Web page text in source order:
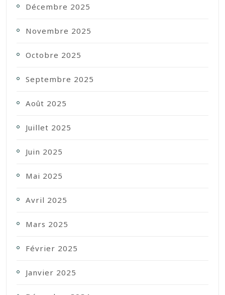
Décembre 2025
Novembre 2025
Octobre 2025
Septembre 2025
Août 2025
Juillet 2025
Juin 2025
Mai 2025
Avril 2025
Mars 2025
Février 2025
Janvier 2025